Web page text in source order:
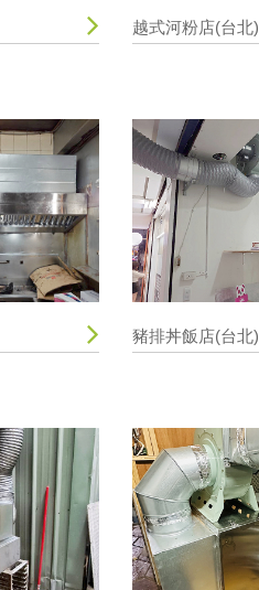
越式河粉店(台北)
豬排丼飯店(台北)